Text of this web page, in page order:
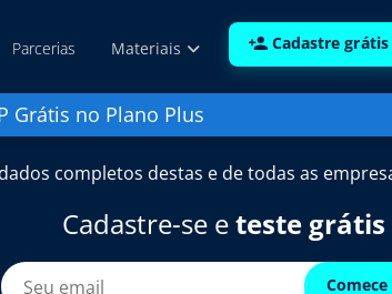
Parcerias Materiais Cadastre grátis
Grátis no Plano Plus
completos destas e de todas as
Cadastre-se eteste grátis